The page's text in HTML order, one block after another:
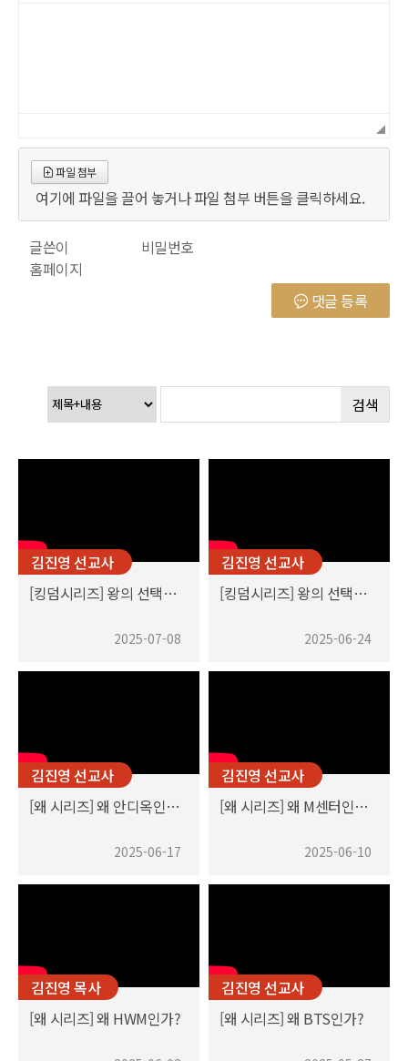
파일 첨부
여기에 파일을 끌어 놓거나 파일 첨부 버튼을 클릭하세요.
글쓴이
비밀번호
홈페이지
댓글 등록
검색
김진영 선교사
[킹덤시리즈] 왕의 선택-교회
2025-07-08
김진영 선교사
[킹덤시리즈] 왕의 선택-아브라함
2025-06-24
김진영 선교사
[왜 시리즈] 왜 안디옥인가?
2025-06-17
김진영 선교사
[왜 시리즈] 왜 M센터인가?
2025-06-10
김진영 목사
[왜 시리즈] 왜 HWM인가?
김진영 선교사
[왜 시리즈] 왜 BTS인가?